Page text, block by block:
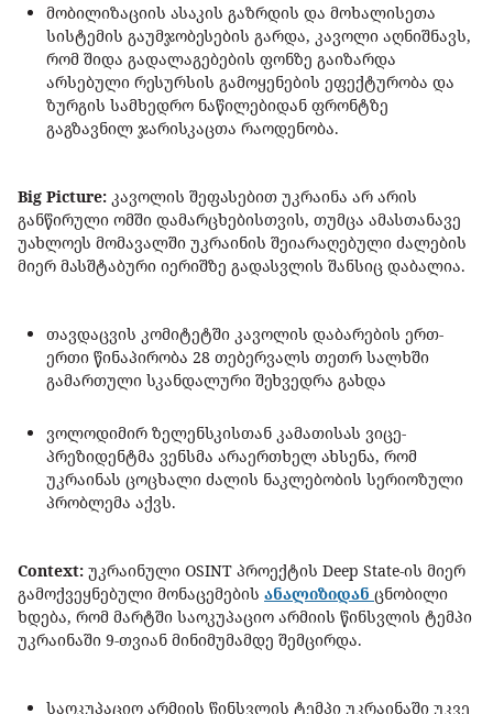
მობილიზაციის ასაკის გაზრდის და მოხალისეთა
სისტემის გაუმჯობესების გარდა, კავოლი აღნიშნავს,
რომ შიდა გადალაგებების ფონზე გაიზარდა
არსებული რესურსის გამოყენების ეფექტურობა და
ზურგის სამხედრო ნაწილებიდან ფრონტზე
გაგზავნილ ჯარისკაცთა რაოდენობა.
Big Picture: კავოლის შეფასებით უკრაინა არ არის
განწირული ომში დამარცხებისთვის, თუმცა ამასთანავე
უახლოეს მომავალში უკრაინის შეიარაღებული ძალების
მიერ მასშტაბური იერიშზე გადასვლის შანსიც დაბალია.
თავდაცვის კომიტეტში კავოლის დაბარების ერთ-
ერთი წინაპირობა 28 თებერვალს თეთრ სალხში
გამართული სკანდალური შეხვედრა გახდა
ვოლოდიმირ ზელენსკისთან კამათისას ვიცე-
პრეზიდენტმა ვენსმა არაერთხელ ახსენა, რომ
უკრაინას ცოცხალი ძალის ნაკლებობის სერიოზული
პრობლემა აქვს.
Context: უკრაინული OSINT პროექტის Deep State-ის მიერ
გამოქვეყნებული მონაცემების ანალიზიდან ცნობილი
ხდება, რომ მარტში საოკუპაციო არმიის წინსვლის ტემპი
უკრაინაში 9-თვიან მინიმუმამდე შემცირდა.
საოკუპაციო არმიის წინსვლის ტემპი უკრაინაში უკვე